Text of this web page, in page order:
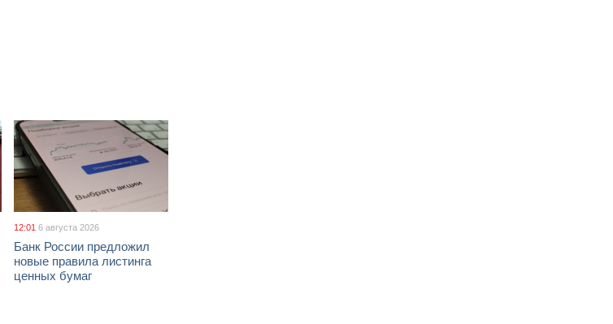
12:01 6 августа 2026
Банк России предложил
новые правила листинга
ценных бумаг